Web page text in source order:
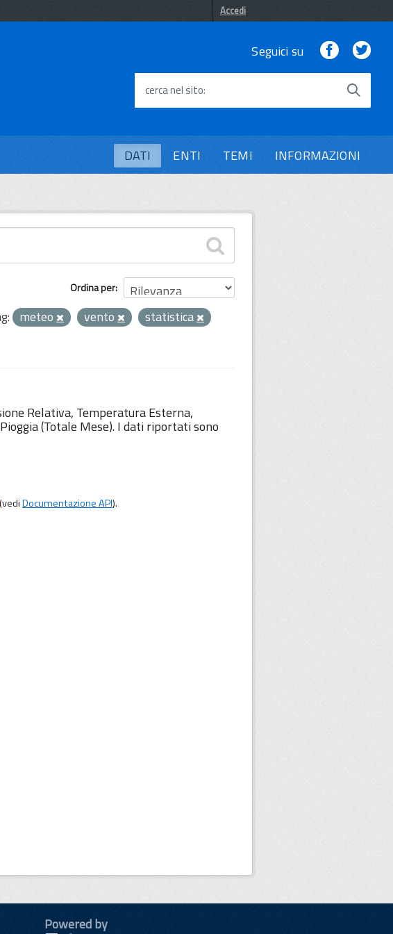
Accedi
Seguici su Facebook
cerca nel sito
DATI ENTI TEMI INFORMAZIONI
Ordina per
meteo vento
statistica
Relativa, Temperatura Esterna,
(Totale Mese). I dati riportati sono
(vediDocumentazione API).
Powered by